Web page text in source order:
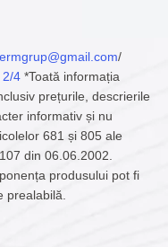
/
2/4 *Toată informația
prețurile, descrierile
informativ și nu
681 și 805 ale
din 06.06.2002.
produsului pot fi
prealabilă.